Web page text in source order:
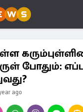
போதும்:
ago